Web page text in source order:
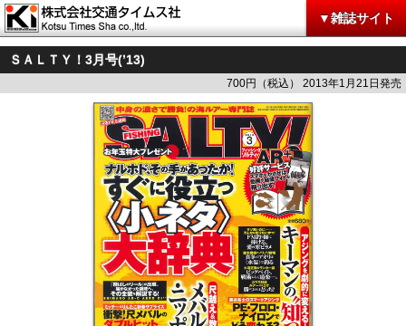
▼雑誌サイト
ＳＡＬＴＹ！3月号(’13)
700円（税込） 2013年1月21日発売